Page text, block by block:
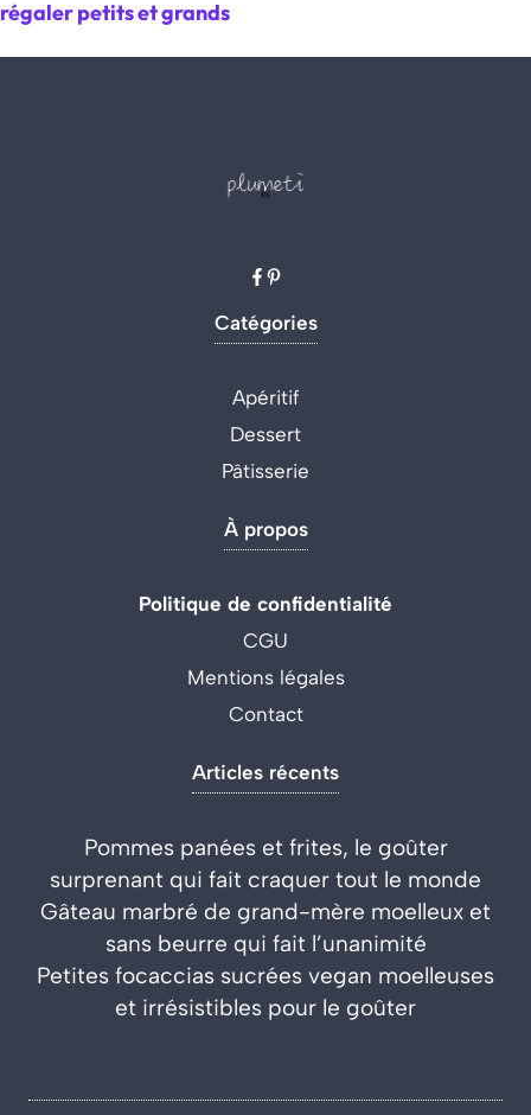
régaler petits et grands
Catégories
Apéritif
Dessert
Pâtisserie
À propos
Politique de confidentialité
CGU
Mentions légales
Contact
Articles récents
Pommes panées et frites, le goûter
surprenant qui fait craquer tout le monde
Gâteau marbré de grand-mère moelleux et
sans beurre qui fait l’unanimité
Petites focaccias sucrées vegan moelleuses
et irrésistibles pour le goûter